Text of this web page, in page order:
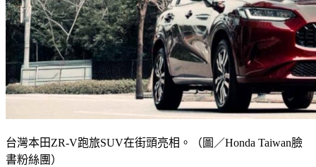
台灣本田ZR-V跑旅SUV在街頭亮相。（圖／Honda Taiwan臉
書粉絲團 ）